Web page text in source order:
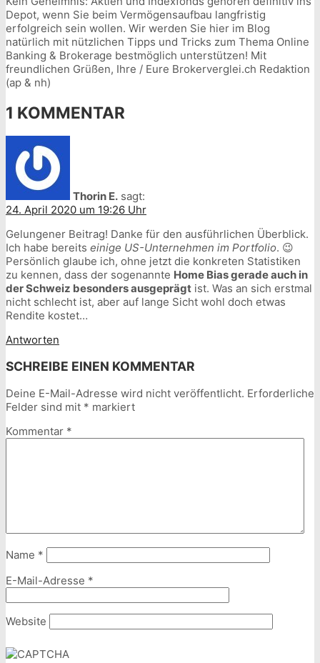
Depot, wenn Sie beim Vermögensaufbau langfristig
erfolgreich sein wollen. Wir werden Sie hier im Blog
natürlich mit nützlichen Tipps und Tricks zum Thema Online
Banking & Brokerage bestmöglich unterstützen! Mit
freundlichen Grüßen, Ihre / Eure Brokerverglei.ch Redaktion
(ap & nh)
1 KOMMENTAR
Thorin E. sagt:
24. April 2020 um 19:26 Uhr
Gelungener Beitrag! Danke für den ausführlichen Überblick.
Ich habe bereits einige US-Unternehmen im Portfolio. 😉
Persönlich glaube ich, ohne jetzt die konkreten Statistiken
zu kennen, dass der sogenannte Home Bias gerade auch in
der Schweiz besonders ausgeprägt ist. Was an sich erstmal
nicht schlecht ist, aber auf lange Sicht wohl doch etwas
Rendite kostet…
Antworten
SCHREIBE EINEN KOMMENTAR
Deine E-Mail-Adresse wird nicht veröffentlicht. Erforderliche
Felder sind mit * markiert
Kommentar *
Name *
E-Mail-Adresse *
Website